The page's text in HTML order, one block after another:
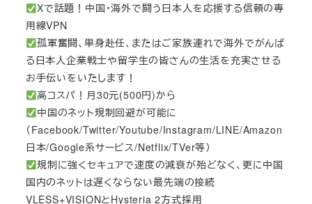
Xで話題！中国・海外で闘う日本人を応援する信頼の専
用線VPN
孤軍奮闘、単身赴任、またはご家族連れで海外でがんば
る日本人企業戦士や留学生の皆さんの生活を充実させる
お手伝いをいたします！
高コスパ！月30元(500円)から
中国のネット規制回避が可能に
（Facebook/Twitter/Youtube/Instagram/LINE/Amazon
日本/Google系サービス/Netflix/TVer等）
規制に強くセキュアで速度の減衰が殆どなく、更に中国
国内のネットは遅くならない最先端の接続
VLESS+VISIONとHysteria 2方式採用